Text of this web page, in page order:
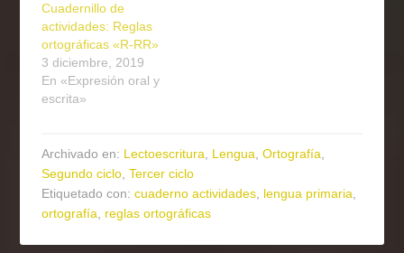
Cuadernillo de
actividades: Reglas
ortográficas «R-RR»
3 diciembre, 2019
En «Expresión oral y
escrita»
Archivado en: Lectoescritura Lengua ,Ortografía
Segundo ciclo ,Tercer ciclo
Etiquetado con:cuaderno actividades lengua primaria
ortografía
reglas ortográficas